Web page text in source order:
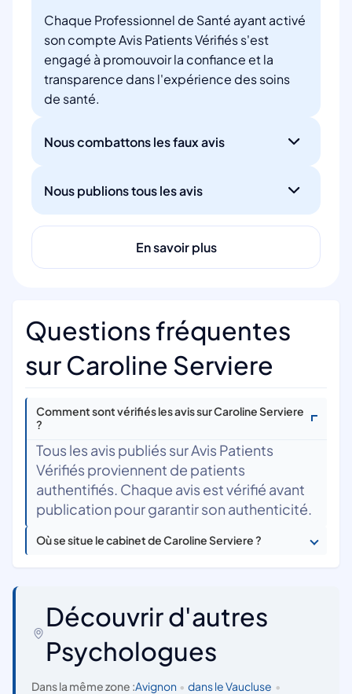
Chaque Professionnel de Santé ayant activé
son compte Avis Patients Vérifiés s'est
engagé à promouvoir la confiance et la
transparence dans l'expérience des soins
de santé.
Nous combattons les faux avis
Nous publions tous les avis
En savoir plus
Questions fréquentes
sur Caroline Serviere
Comment sont vérifiés les avis sur Caroline Serviere
?
Tous les avis publiés sur Avis Patients
Vérifiés proviennent de patients
authentifiés. Chaque avis est vérifié avant
publication pour garantir son authenticité.
Où se situe le cabinet de Caroline Serviere ?
Découvrir d'autres
Psychologues
Dans la même zone :Avignon • dans le Vaucluse •